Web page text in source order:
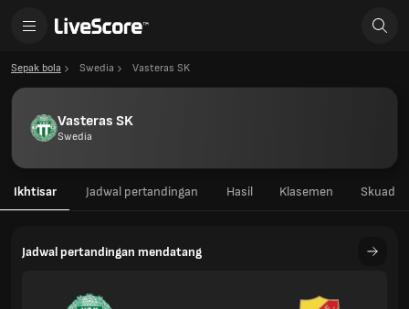
Sepak bola Swedia Vasteras SK
Vasteras SK
Swedia
Ikhtisar Jadwal pertandingan Hasil Klasemen Skuad
Jadwal pertandingan mendatang